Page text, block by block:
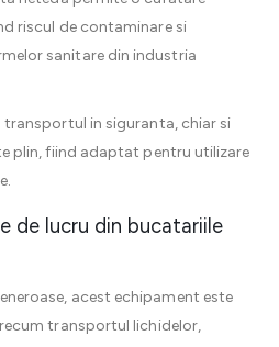
riscul de contaminare si
sanitare din industria
in siguranta, chiar si
plin, fiind adaptat pentru utilizare
de lucru din bucatariile
acest echipament este
transportul lichidelor,